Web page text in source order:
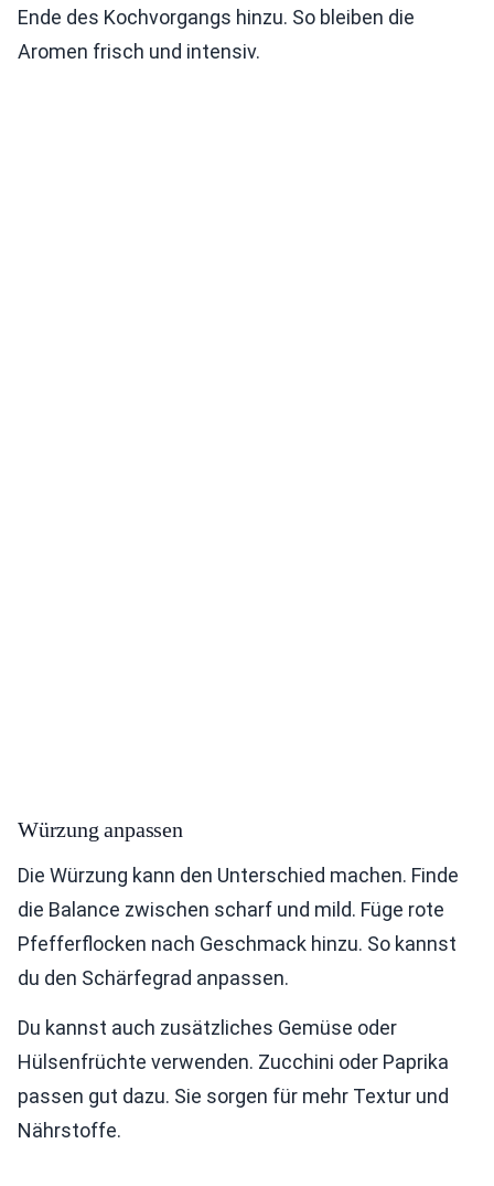
Ende des Kochvorgangs hinzu. So bleiben die
Aromen frisch und intensiv.
Würzung anpassen
Die Würzung kann den Unterschied machen. Finde
die Balance zwischen scharf und mild. Füge rote
Pfefferflocken nach Geschmack hinzu. So kannst
du den Schärfegrad anpassen.
Du kannst auch zusätzliches Gemüse oder
Hülsenfrüchte verwenden. Zucchini oder Paprika
passen gut dazu. Sie sorgen für mehr Textur und
Nährstoffe.